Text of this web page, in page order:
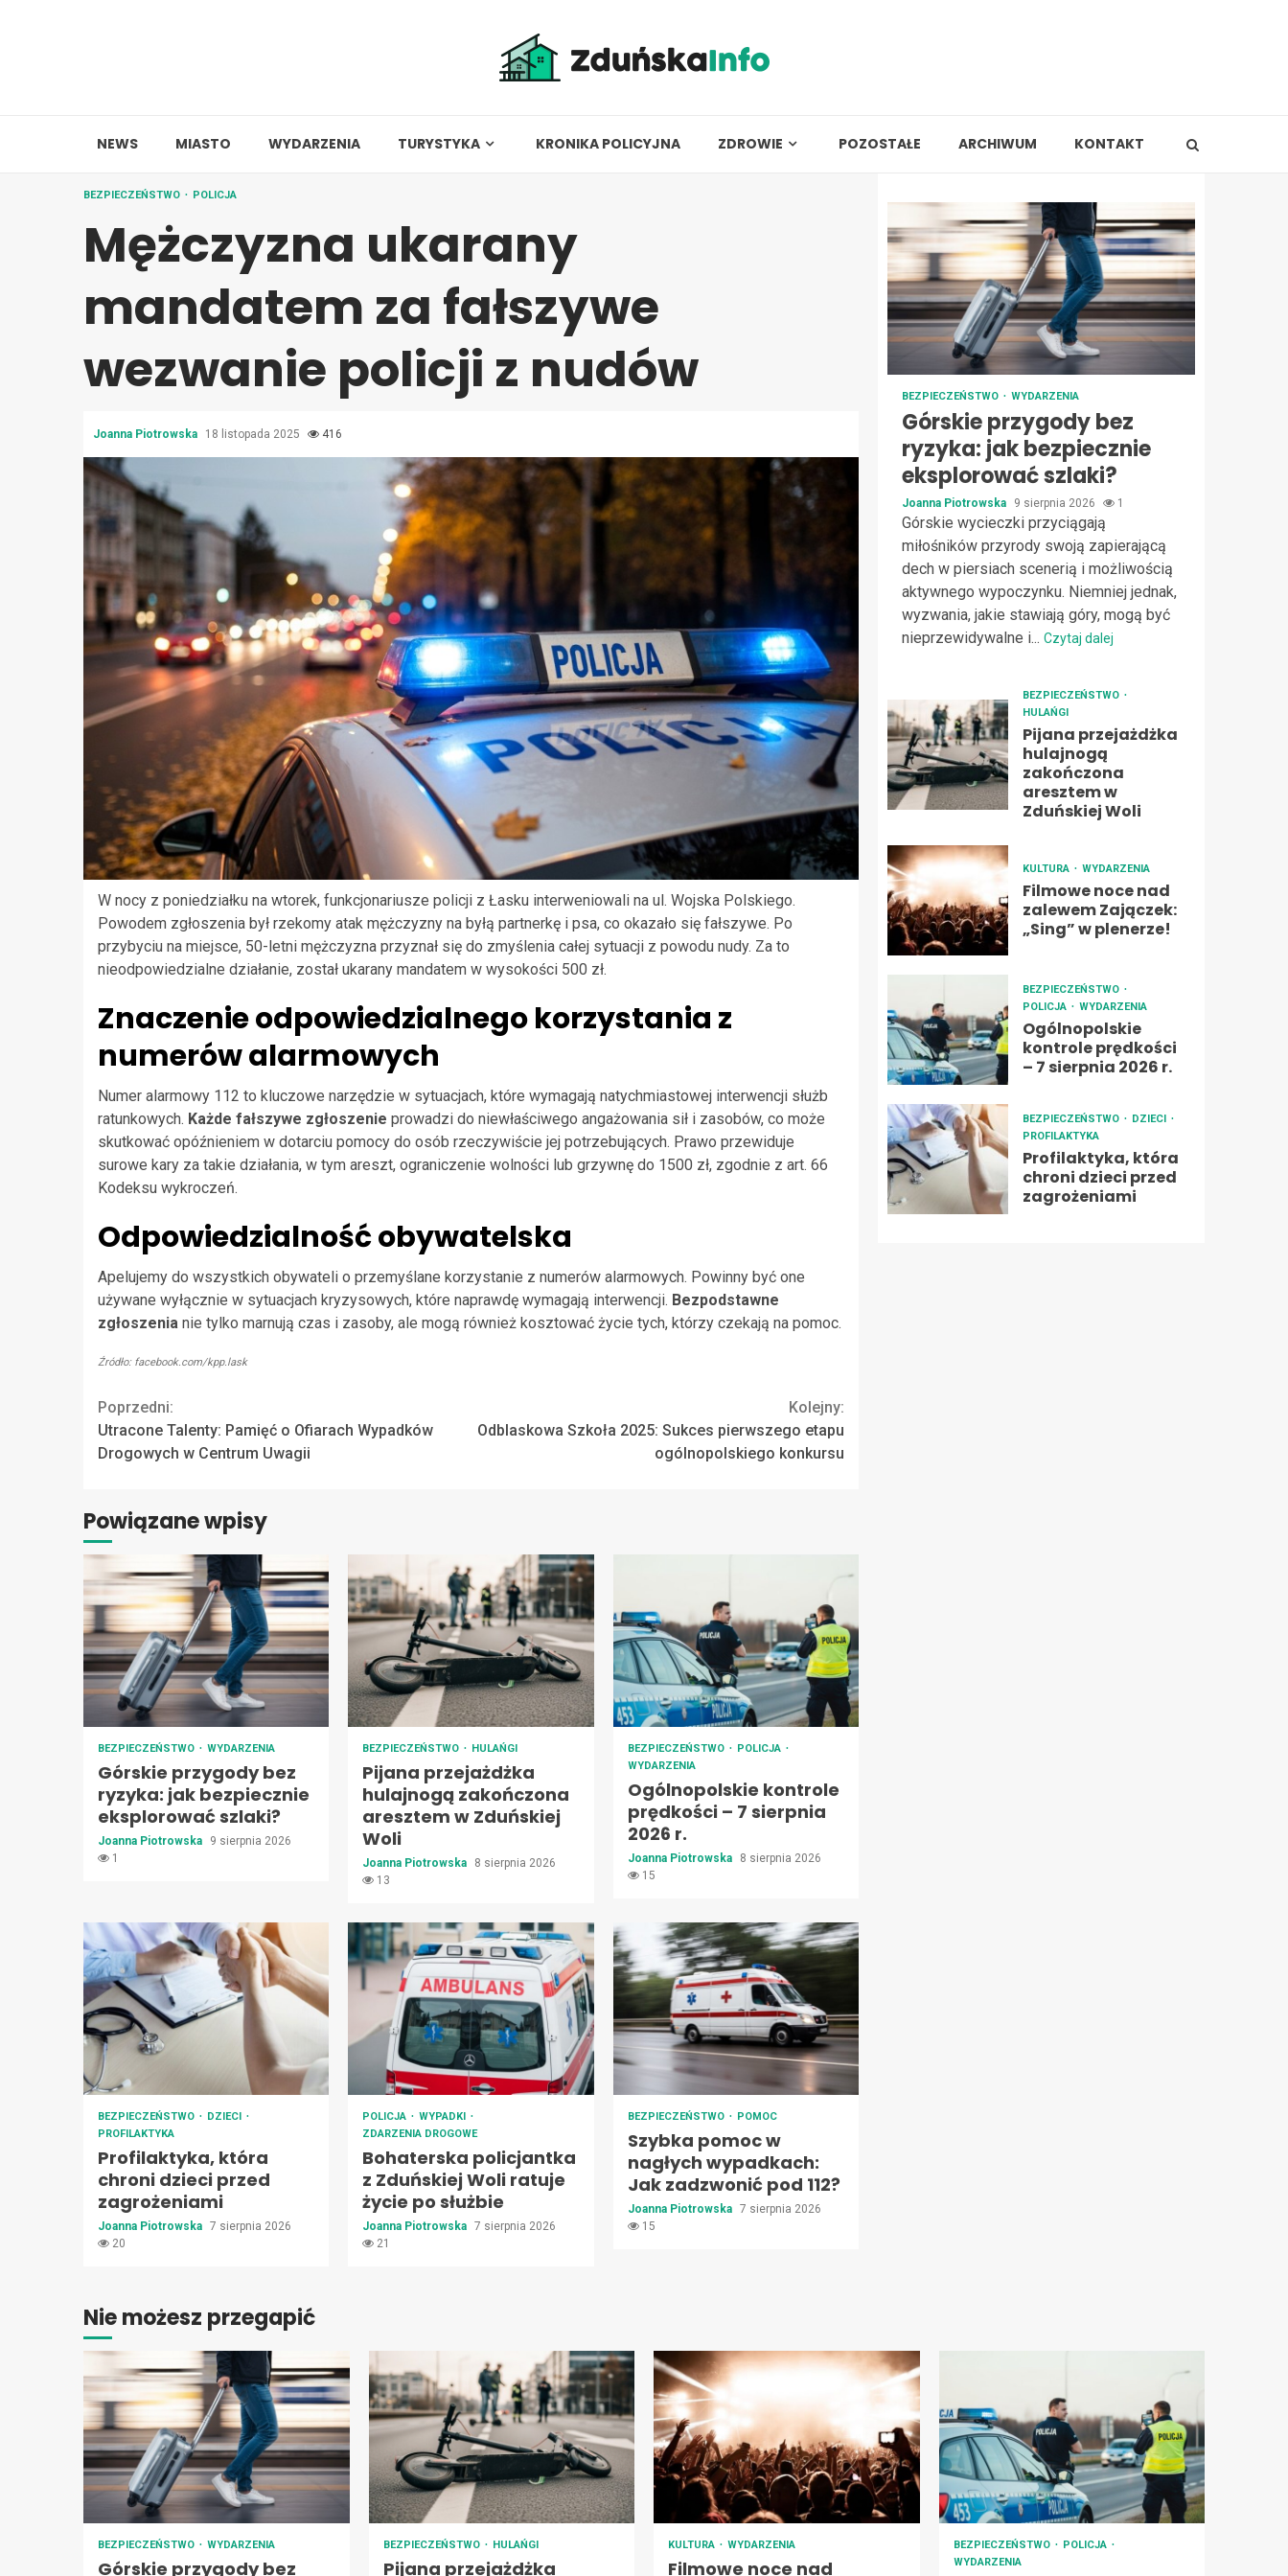
NEWS MIASTO WYDARZENIA TURYSTYKA KRONIKA POLICYJNA ZDROWIE POZOSTAŁE ARCHIWUM KONTAKT
BEZPIECZEŃSTWO POLICJA
Mężczyzna ukarany
mandatem za fałszywe
wezwanie policji z nudów
Joanna Piotrowska 18 listopada 2025 416
W nocy z poniedziałku na wtorek, funkcjonariusze policji z Łasku interweniowali na ul. Wojska Polskiego.
Powodem zgłoszenia był rzekomy atak mężczyzny na byłą partnerkę i psa, co okazało się fałszywe. Po
przybyciu na miejsce, 50-letni mężczyzna przyznał się do zmyślenia całej sytuacji z powodu nudy. Za to
nieodpowiedzialne działanie, został ukarany mandatem w wysokości 500 zł.
Znaczenie odpowiedzialnego korzystania z
numerów alarmowych
Numer alarmowy 112 to kluczowe narzędzie w sytuacjach, które wymagają natychmiastowej interwencji służb
ratunkowych. Każde fałszywe zgłoszenie prowadzi do niewłaściwego angażowania sił i zasobów, co może
skutkować opóźnieniem w dotarciu pomocy do osób rzeczywiście jej potrzebujących. Prawo przewiduje
surowe kary za takie działania, w tym areszt, ograniczenie wolności lub grzywnę do 1500 zł, zgodnie z art. 66
Kodeksu wykroczeń.
Odpowiedzialność obywatelska
Apelujemy do wszystkich obywateli o przemyślane korzystanie z numerów alarmowych. Powinny być one
używane wyłącznie w sytuacjach kryzysowych, które naprawdę wymagają interwencji. Bezpodstawne
zgłoszenia nie tylko marnują czas i zasoby, ale mogą również kosztować życie tych, którzy czekają na pomoc.
Źródło: facebook.com/kpp.lask
Continue
Reading
Poprzedni:
Utracone Talenty: Pamięć o Ofiarach Wypadków
Drogowych w Centrum Uwagii
Kolejny:
Odblaskowa Szkoła 2025: Sukces pierwszego etapu
ogólnopolskiego konkursu
Powiązane wpisy
BEZPIECZEŃSTWO WYDARZENIA
Górskie przygody bez
ryzyka: jak bezpiecznie
eksplorować szlaki?
Joanna Piotrowska
9 sierpnia 2026
1
BEZPIECZEŃSTWO HULAŃGI
Pijana przejażdżka
hulajnogą zakończona
aresztem w Zduńskiej
Woli
Joanna Piotrowska
8 sierpnia 2026
13
BEZPIECZEŃSTWO
POLICJA
WYDARZENIA
Ogólnopolskie kontrole
prędkości – 7 sierpnia
2026 r.
Joanna Piotrowska
8 sierpnia 2026
15
BEZPIECZEŃSTWO
DZIECI
PROFILAKTYKA
Profilaktyka, która
chroni dzieci przed
zagrożeniami
Joanna Piotrowska 7 sierpnia 2026
20
POLICJA
WYPADKI
ZDARZENIA DROGOWE
Bohaterska policjantka
z Zduńskiej Woli ratuje
życie po służbie
Joanna Piotrowska 7 sierpnia 2026
21
BEZPIECZEŃSTWO POMOC
Szybka pomoc w
nagłych wypadkach:
Jak zadzwonić pod 112?
Joanna Piotrowska 7 sierpnia 2026
15
BEZPIECZEŃSTWO WYDARZENIA
Górskie przygody bez
ryzyka: jak bezpiecznie
eksplorować szlaki?
Joanna Piotrowska 9 sierpnia 2026 1
Górskie wycieczki przyciągają
miłośników przyrody swoją zapierającą
dech w piersiach scenerią i możliwością
aktywnego wypoczynku. Niemniej jednak,
wyzwania, jakie stawiają góry, mogą być
nieprzewidywalne i... Czytaj dalej
BEZPIECZEŃSTWO
HULAŃGI
Pijana przejażdżka
hulajnogą
zakończona
aresztem w
Zduńskiej Woli
KULTURA WYDARZENIA
Filmowe noce nad
zalewem Zajączek:
„Sing” w plenerze!
BEZPIECZEŃSTWO
POLICJA
WYDARZENIA
Ogólnopolskie
kontrole prędkości
– 7 sierpnia 2026 r.
BEZPIECZEŃSTWO
DZIECI
PROFILAKTYKA
Profilaktyka, która
chroni dzieci przed
zagrożeniami
Nie możesz przegapić
BEZPIECZEŃSTWO WYDARZENIA
Górskie przygody bez
BEZPIECZEŃSTWO HULAŃGI
Pijana przejażdżka
KULTURA WYDARZENIA
Filmowe noce nad
BEZPIECZEŃSTWO
POLICJA
WYDARZENIA